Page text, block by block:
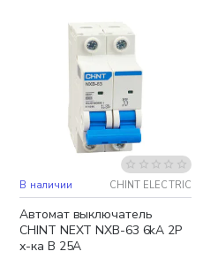
В наличии CHINT ELECTRIC
Автомат выключатель
CHINT NEXT NXB-63 6kA 2P
х-ка B 25A